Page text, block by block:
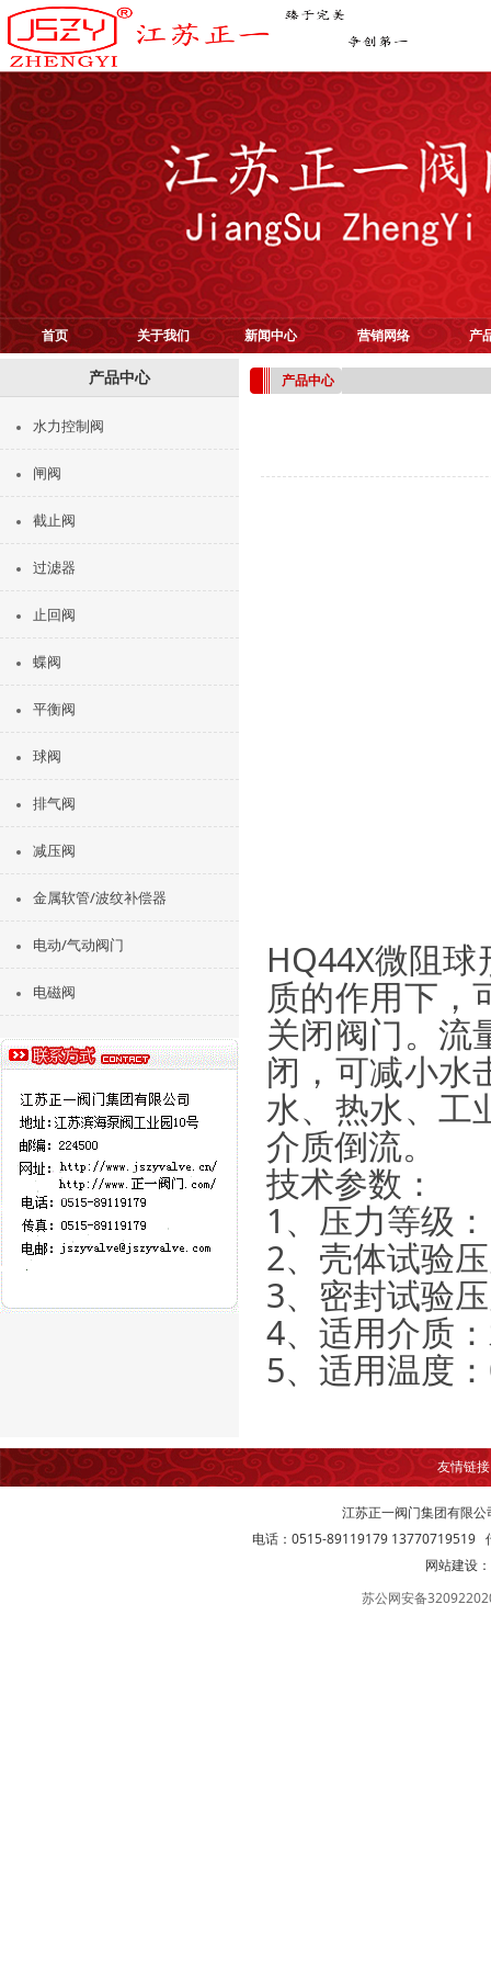
首页 关于我们 新闻中心 营销网络 产
产品中心
水力控制阀
闸阀
截止阀
过滤器
止回阀
蝶阀
平衡阀
球阀
排气阀
减压阀
金属软管/波纹补偿器
电动/气动阀门
电磁阀
产品中心
HQ44X微阻
质的作用下，
关闭阀门。流
闭，可减小水
水、热水、工
介质倒流。
技术参数：
1、压力等级
2、壳体试验
3、密封试验
4、适用介质
5、适用温度
友情链
江苏正一阀门集团有限公
电话：0515-89119179 13770719519
网站建设：
苏公网安备